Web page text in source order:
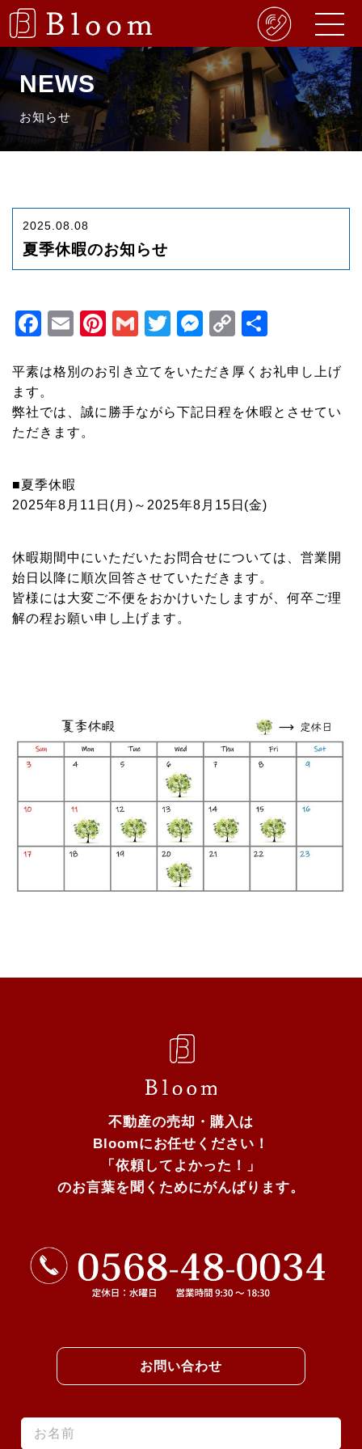
NEWS
お知らせ
2025.08.08
夏季休暇のお知らせ
Facebook
EmailPinterest
GmailTwitter
Messenger
Copy
Link
平素は格別のお引き立てをいただき厚くお礼申し上げ
ます。
弊社では、誠に勝手ながら下記日程を休暇とさせてい
ただきます。
■夏季休暇
2025年8月11日(月)～2025年8月15日(金)
休暇期間中にいただいたお問合せについては、営業開
始日以降に順次回答させていただきます。
皆様には大変ご不便をおかけいたしますが、何卒ご理
解の程お願い申し上げます。
不動産の売却・購入は
Bloomにお任せください！
「依頼してよかった！」
のお言葉を聞くためにがんばります。
お問い合わせ